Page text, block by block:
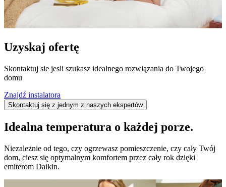
Uzyskaj ofertę
Skontaktuj sie jesli szukasz idealnego rozwiązania do Twojego
domu
Znajdź instalatora
Skontaktuj się z jednym z naszych ekspertów
Idealna temperatura o każdej porze.
Niezależnie od tego, czy ogrzewasz pomieszczenie, czy cały Twój
dom, ciesz się optymalnym komfortem przez cały rok dzięki
emiterom Daikin.